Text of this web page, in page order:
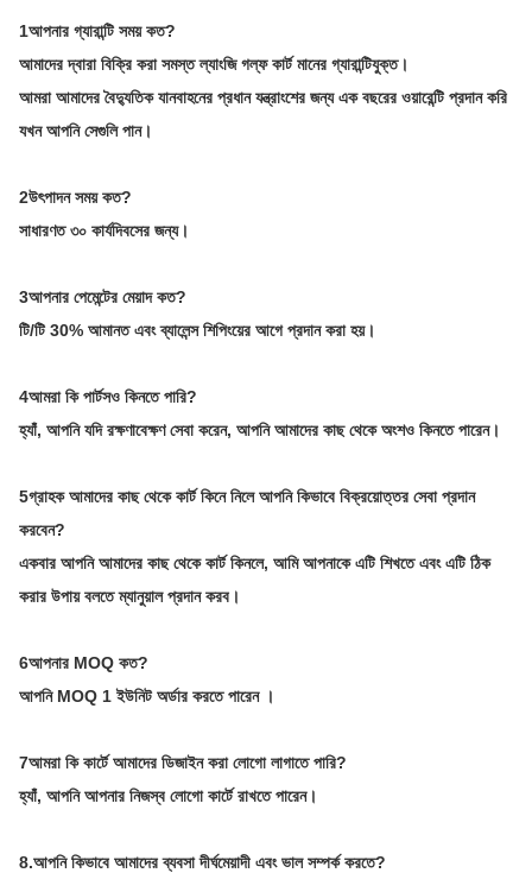
1আপনার গ্যারান্টি সময় কত?
আমাদের দ্বারা বিক্রি করা সমস্ত ল্যাংজি গল্ফ কার্ট মানের গ্যারান্টিযুক্ত।
আমরা আমাদের বৈদ্যুতিক যানবাহনের প্রধান যন্ত্রাংশের জন্য এক বছরের ওয়ারেন্টি প্রদান করি
যখন আপনি সেগুলি পান।
2উৎপাদন সময় কত?
সাধারণত ৩০ কার্যদিবসের জন্য।
3আপনার পেমেন্টের মেয়াদ কত?
টি/টি 30% আমানত এবং ব্যালেন্স শিপিংয়ের আগে প্রদান করা হয়।
4আমরা কি পার্টসও কিনতে পারি?
হ্যাঁ, আপনি যদি রক্ষণাবেক্ষণ সেবা করেন, আপনি আমাদের কাছ থেকে অংশও কিনতে পারেন।
5গ্রাহক আমাদের কাছ থেকে কার্ট কিনে নিলে আপনি কিভাবে বিক্রয়োত্তর সেবা প্রদান
করবেন?
একবার আপনি আমাদের কাছ থেকে কার্ট কিনলে, আমি আপনাকে এটি শিখতে এবং এটি ঠিক
করার উপায় বলতে ম্যানুয়াল প্রদান করব।
6আপনার MOQ কত?
আপনি MOQ 1 ইউনিট অর্ডার করতে পারেন ।
7আমরা কি কার্টে আমাদের ডিজাইন করা লোগো লাগাতে পারি?
হ্যাঁ, আপনি আপনার নিজস্ব লোগো কার্টে রাখতে পারেন।
8.আপনি কিভাবে আমাদের ব্যবসা দীর্ঘমেয়াদী এবং ভাল সম্পর্ক করতে?